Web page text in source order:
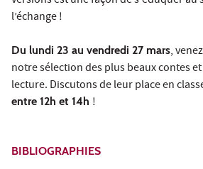
l’échange !
Du lundi 23 au vendredi 27 mars,
notre sélection des plus beaux contes
lecture. Discutons de leur place en
entre 12h et 14h !
BIBLIOGRAPHIES